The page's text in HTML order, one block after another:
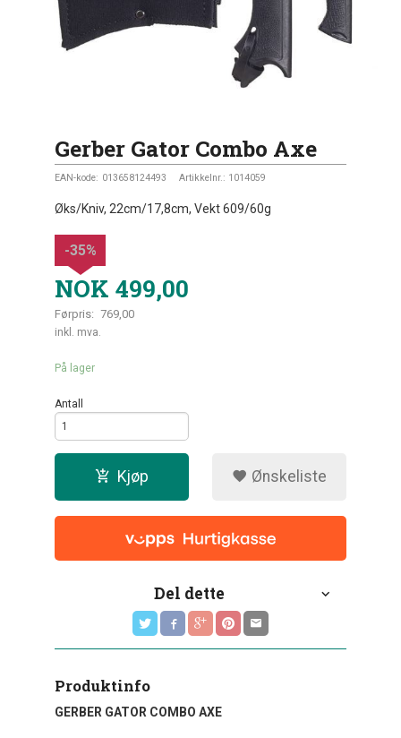
Gerber Gator Combo Axe
EAN-kode: 013658124493 Artikkelnr.: 1014059
Øks/Kniv, 22cm/17,8cm, Vekt 609/60g
NOK 499,00
Førpris: 769,00
Rabatt
-35%
inkl. mva.
På lager
Antall
Kjøp Ønskeliste
Del dette
Produktinfo
GERBER GATOR COMBO AXE